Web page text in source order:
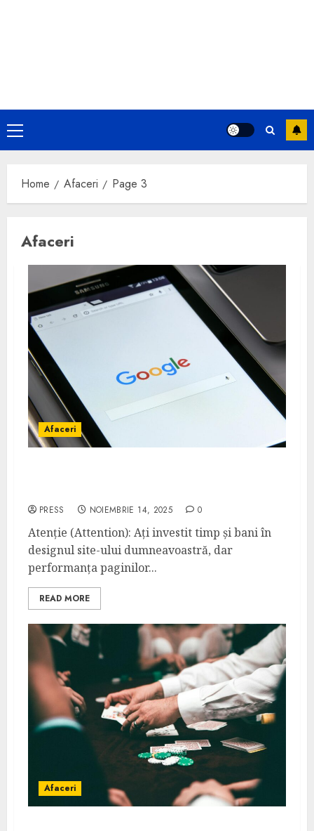
Primary
Menu
Home Afaceri Page 3
Afaceri
Afaceri
PRESS NOIEMBRIE 14, 2025 0
Atenție (Attention): Ați investit timp și bani în
designul site-ului dumneavoastră, dar
performanța paginilor...
READ MORE
Afaceri